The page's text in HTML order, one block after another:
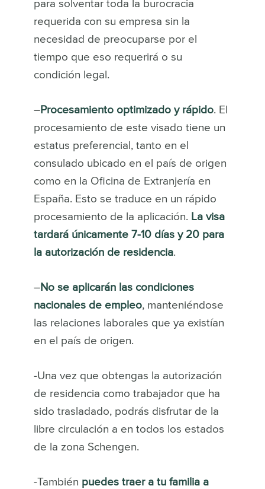
para solventar toda la burocracia
requerida con su empresa sin la
necesidad de preocuparse por el
tiempo que eso requerirá o su
condición legal.
–Procesamiento optimizado y rápido. El
procesamiento de este visado tiene un
estatus preferencial, tanto en el
consulado ubicado en el país de origen
como en la Oficina de Extranjería en
España. Esto se traduce en un rápido
procesamiento de la aplicación. La visa
tardará únicamente 7-10 días y 20 para
la autorización de residencia.
–No se aplicarán las condiciones
nacionales de empleo, manteniéndose
las relaciones laborales que ya existían
en el país de origen.
-Una vez que obtengas la autorización
de residencia como trabajador que ha
sido trasladado, podrás disfrutar de la
libre circulación a en todos los estados
de la zona Schengen.
-También puedes traer a tu familia a